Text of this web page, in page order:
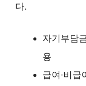
다.
자기부담
용
급여·비